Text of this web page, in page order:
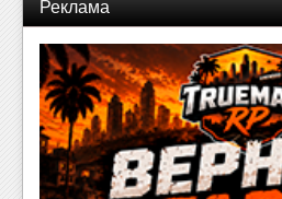
Реклама